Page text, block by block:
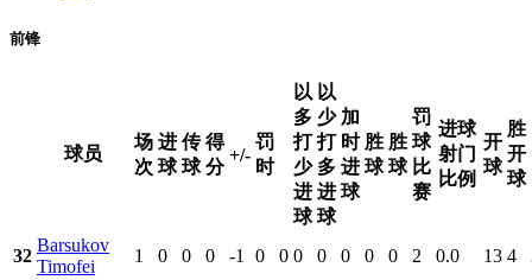
前锋
球员
场
次
进
球
传
球
得
分
+/-
罚
时
以
多
打
少
进
球
以
少
打
多
进
球
加
时
进
球
胜
球
胜
球
罚
球
比
赛
进球
射门
比例
开
球
胜
开
球
32
Barsukov
Timofei
1 0 0 0 -1 0 0 0 0 0 0 0 2 0.0 13 4